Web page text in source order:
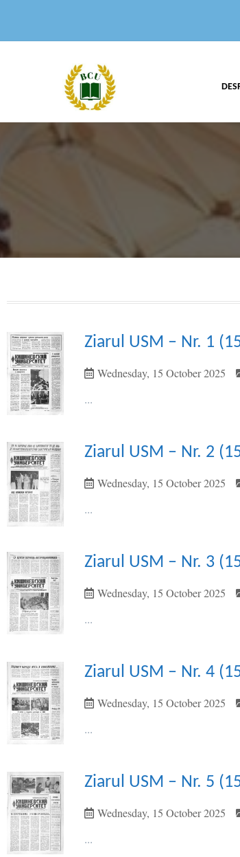
Ziarul USM – Nr. 1
Wednesday, 15 October 2025
...
Ziarul USM – Nr. 2
Wednesday, 15 October 2025
...
Ziarul USM – Nr. 3
Wednesday, 15 October 2025
...
Ziarul USM – Nr. 4
Wednesday, 15 October 2025
...
Ziarul USM – Nr. 5
Wednesday, 15 October 2025
...